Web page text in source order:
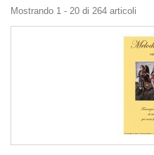
Mostrando 1 - 20 di 264 articoli